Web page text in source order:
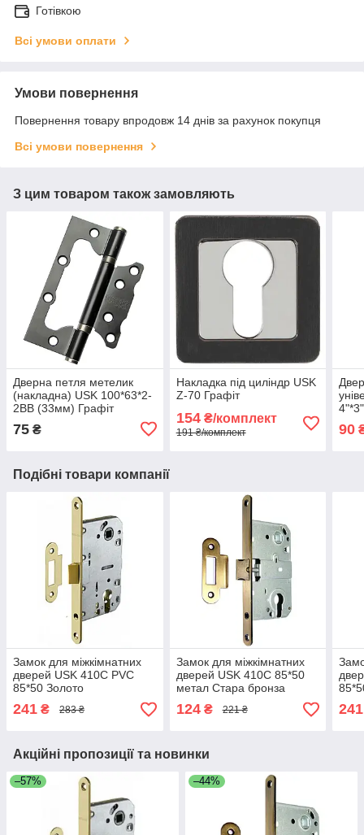
Готівкою
Всі умови оплати
Умови повернення
Повернення товару впродовж 14 днів за рахунок покупця
Всі умови повернення
З цим товаром також замовляють
Дверна петля метелик
(накладна) USK 100*63*2-
2BB (33мм) Графіт
75 ₴
Накладка під циліндр USK
Z-70 Графіт
154₴/комплект
191 ₴/комплект 90
Подібні товари компанії
Замок для міжкімнатних
дверей USK 410C PVC
85*50 Золото
241 ₴ 283 ₴
Замок для міжкімнатних
дверей USK 410C 85*50
метал Стара бронза
124₴ 221 ₴ 241
Акційні пропозиції та новинки
–57% –44%